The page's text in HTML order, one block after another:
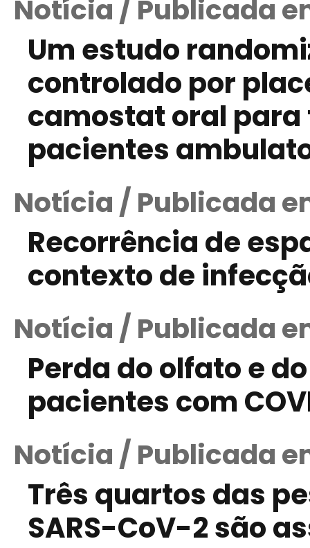
Notícia / Publicada
Um estudo
controlado por
camostat oral
pacientes
Notícia / Publicada
Recorrência de
contexto de
Notícia / Publicada
Perda do olfato e
pacientes com
Notícia / Publicada
Três quartos das
SARS-CoV-2 são